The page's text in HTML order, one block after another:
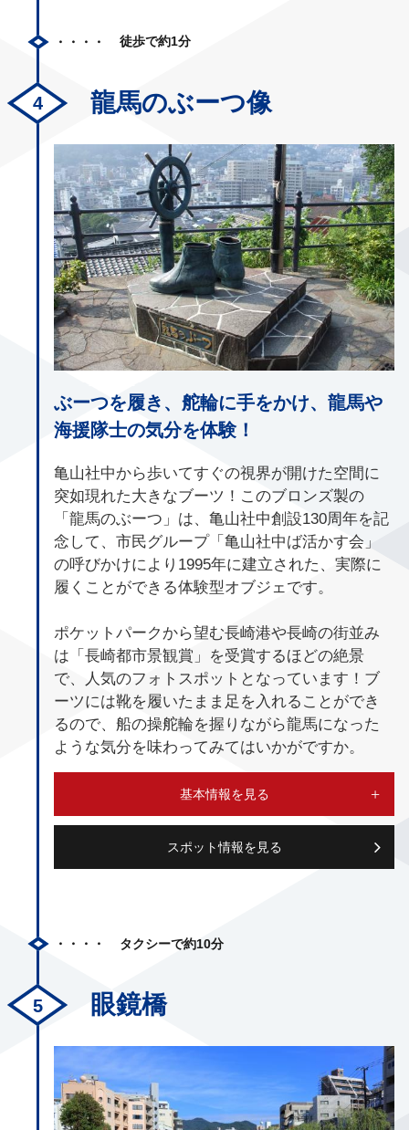
徒歩で約1分
龍馬のぶーつ像
ぶーつを履き、舵輪に手をかけ、龍馬や
海援隊士の気分を体験！
亀山社中から歩いてすぐの視界が開けた空間に
突如現れた大きなブーツ！このブロンズ製の
「龍馬のぶーつ」は、亀山社中創設130周年を記
念して、市民グループ「亀山社中ば活かす会」
の呼びかけにより1995年に建立された、実際に
履くことができる体験型オブジェです。
ポケットパークから望む長崎港や長崎の街並み
は「長崎都市景観賞」を受賞するほどの絶景
で、人気のフォトスポットとなっています！ブ
ーツには靴を履いたまま足を入れることができ
るので、船の操舵輪を握りながら龍馬になった
ような気分を味わってみてはいかがですか。
基本情報を見る
スポット情報を見る
タクシーで約10分
眼鏡橋